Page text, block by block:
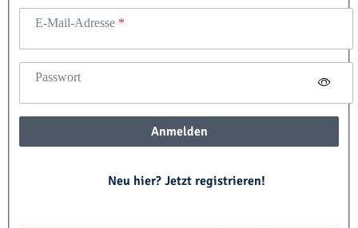
E-Mail-Adresse
Passwort
Anmelden
Neu hier? Jetzt registrieren!